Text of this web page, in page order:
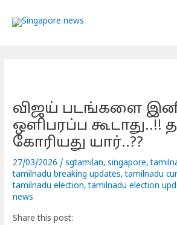
விஜய் படங்களை
ஒளிபரப்ப கூடாது..!!
கோரியது யார்..??
27/03/2026 /sgtamilan,singapore,
tamilnadu breaking updates,tamilnadu
tamilnadu election,tamilnadu election
news
Share this post: